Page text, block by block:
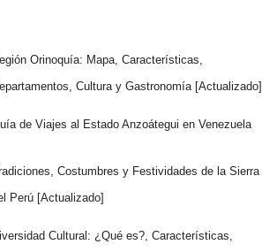
Orinoquía: Mapa, Características,
Cultura y Gastronomía [Actualizado]
de Viajes al Estado Anzoátegui en Venezuela
Costumbres y Festividades de la Sierra
Perú [Actualizado]
Cultural: ¿Qué es?, Características,